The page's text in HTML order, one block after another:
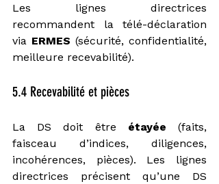
Les lignes directrices
recommandent la télé-déclaration
via ERMES (sécurité, confidentialité,
meilleure recevabilité).
5.4 Recevabilité et pièces
La DS doit être étayée (faits,
faisceau d’indices, diligences,
incohérences, pièces). Les lignes
directrices précisent qu’une DS